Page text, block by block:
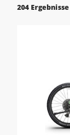
204 Ergebnisse